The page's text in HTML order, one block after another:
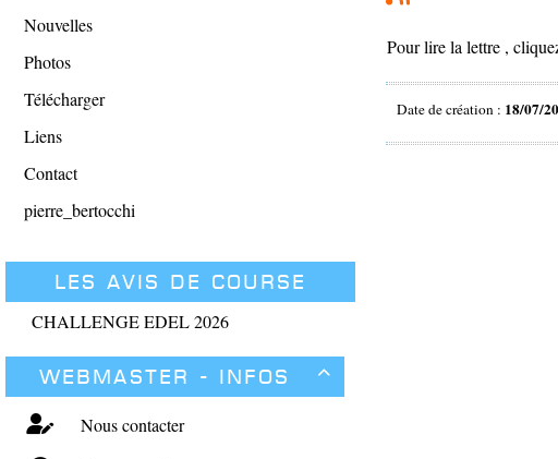
Nouvelles
Photos
Télécharger
Liens
Contact
pierre_bertocchi
Les avis de course
CHALLENGE EDEL 2026

Webmaster - Infos
Nous contacter
Pour lire la lettre ,
Date de création : 18/07/